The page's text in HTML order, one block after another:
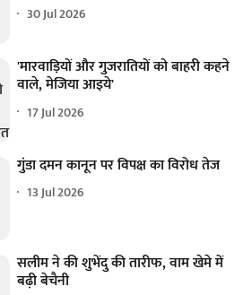
30 Jul 2026
'मारवाड़ियों और गुजरातियों को बाहरी कहने
वाले, मेजिया आइये'
17 Jul 2026
गुंडा दमन कानून पर विपक्ष का विरोध तेज
13 Jul 2026
सलीम ने की शुभेंदु की तारीफ, वाम खेमे में
बढ़ी बेचैनी